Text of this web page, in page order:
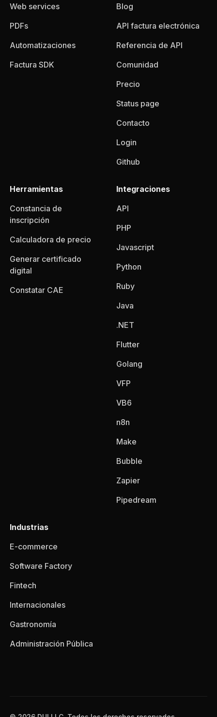
Web services
PDFs
Automatizaciones
Factura SDK
Blog
API factura electrónica
Referencia de API
Comunidad
Precio
Status page
Contacto
Login
Github
Herramientas
Constancia de
inscripción
Calculadora de precio
Generar certificado
digital
Constatar CAE
Integraciones
API
PHP
Javascript
Python
Ruby
Java
.NET
Flutter
Golang
VFP
VB6
n8n
Make
Bubble
Zapier
Pipedream
Industrias
E-commerce
Software Factory
Fintech
Internacionales
Gastronomía
Administración Pública